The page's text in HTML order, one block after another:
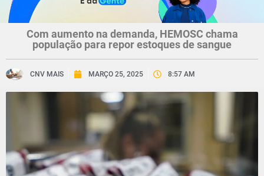
Com aumento na demanda, HEMOSC chama
população para repor estoques de sangue
CNV MAIS MARÇO 25, 2025 8:57 AM